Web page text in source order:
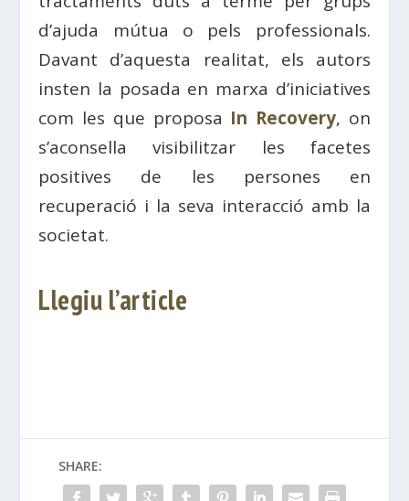
d’ajuda mútua o pels professionals.
Davant d’aquesta realitat, els autors
insten la posada en marxa d’iniciatives
com les que proposa In Recovery, on
s’aconsella visibilitzar les facetes
positives de les persones en
recuperació i la seva interacció amb la
societat.
Llegiu l’article
SHARE: